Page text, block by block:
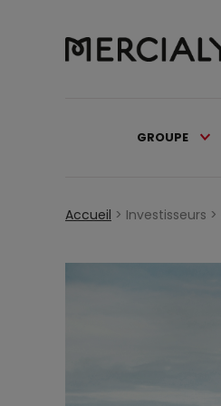
GROUPE
Accueil > Investisseurs >